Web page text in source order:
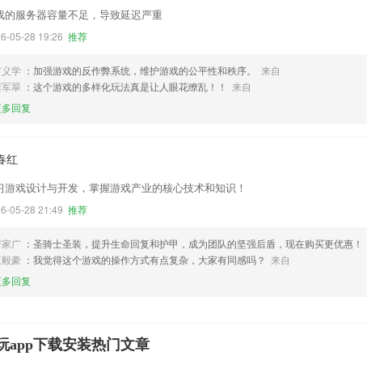
的服务器容量不足，导致延迟严重
05-28 19:26 推荐
学 ：加强游戏的反作弊系统，维护游戏的公平性和秩序。
来自
翠 ：这个游戏的多样化玩法真是让人眼花缭乱！！
来自
回复
红
游戏设计与开发，掌握游戏产业的核心技术和知识！
05-28 21:49 推荐
家广 ：圣骑士圣装，提升生命回复和护甲，成为团队的坚强后盾，现在购买更优惠！
豪 ：我觉得这个游戏的操作方式有点复杂，大家有同感吗？ 来自
回复
app下载安装热门文章